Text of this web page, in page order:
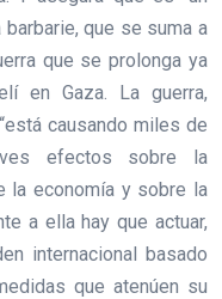
que se suma a
que se prolonga ya
en Gaza. La guerra,
causando miles de
efectos sobre la
la economía y sobre la
a ella hay que actuar,
internacional basado
que atenúen su